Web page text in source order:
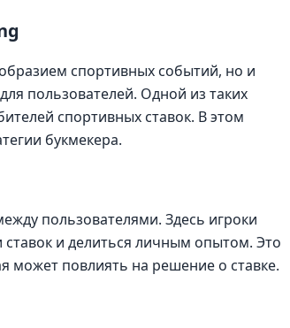
спортивных событий, но и
пользователей. Одной из таких
спортивных ставок. В этом
букмекера.
пользователями. Здесь игроки
и делиться личным опытом. Это
может повлиять на решение о ставке.